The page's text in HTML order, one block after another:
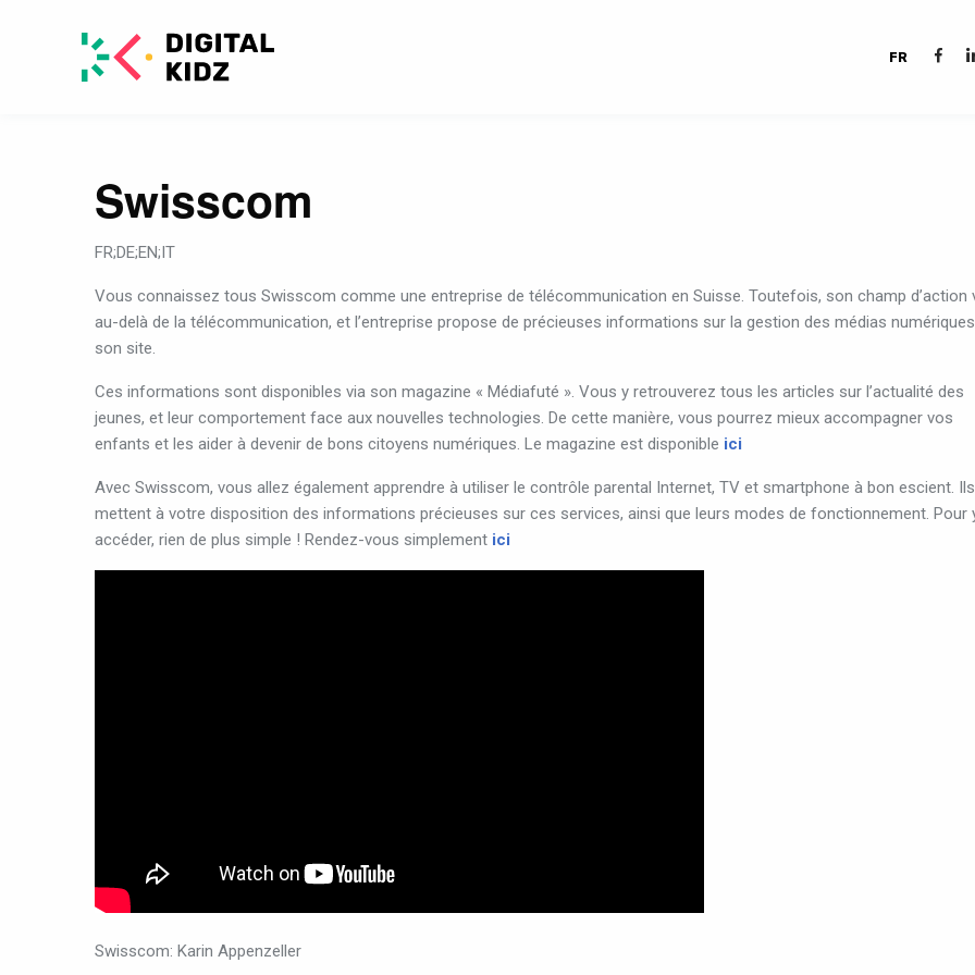
FR
Swisscom
FR;DE;EN;IT
Vous connaissez tous Swisscom comme une entreprise de télécommunication en Suisse. Toutefois, son champ d’action
au-delà de la télécommunication, et l’entreprise propose de précieuses informations sur la gestion des médias numériques
son site.
Ces informations sont disponibles via son magazine « Médiafuté ». Vous y retrouverez tous les articles sur l’actualité des
jeunes, et leur comportement face aux nouvelles technologies. De cette manière, vous pourrez mieux accompagner vos
enfants et les aider à devenir de bons citoyens numériques. Le magazine est disponible ici
Avec Swisscom, vous allez également apprendre à utiliser le contrôle parental Internet, TV et smartphone à bon escient. Ils
mettent à votre disposition des informations précieuses sur ces services, ainsi que leurs modes de fonctionnement. Pour
accéder, rien de plus simple ! Rendez-vous simplement ici
Swisscom: Karin Appenzeller